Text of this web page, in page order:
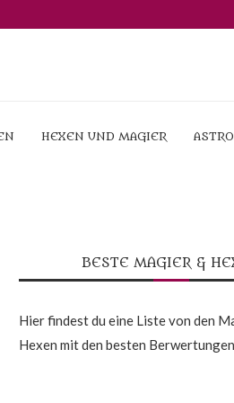
HEXEN UND MAGIER
BESTE MAGIER &
Hier findest du eine Liste von den
Hexen mit den besten